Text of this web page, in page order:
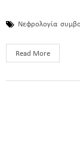
Νεφρολογία
Read More